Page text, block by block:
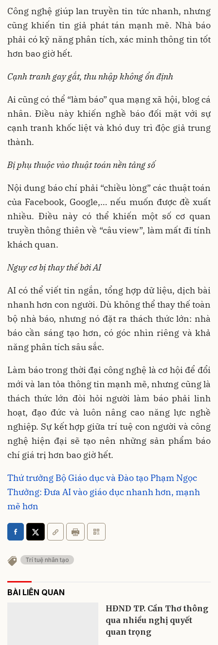
Công nghệ giúp lan truyền tin tức nhanh, nhưng
cũng khiến tin giả phát tán mạnh mẽ. Nhà báo
phải có kỹ năng phân tích, xác minh thông tin tốt
hơn bao giờ hết.
Cạnh tranh gay gắt, thu nhập không ổn định
Ai cũng có thể “làm báo” qua mạng xã hội, blog cá
nhân. Điều này khiến nghề báo đối mặt với sự
cạnh tranh khốc liệt và khó duy trì độc giả trung
thành.
Bị phụ thuộc vào thuật toán nền tảng số
Nội dung báo chí phải “chiều lòng” các thuật toán
của Facebook, Google,… nếu muốn được đề xuất
nhiều. Điều này có thể khiến một số cơ quan
truyền thông thiên về “câu view”, làm mất đi tính
khách quan.
Nguy cơ bị thay thế bởi AI
AI có thể viết tin ngắn, tổng hợp dữ liệu, dịch bài
nhanh hơn con người. Dù không thể thay thế toàn
bộ nhà báo, nhưng nó đặt ra thách thức lớn: nhà
báo cần sáng tạo hơn, có góc nhìn riêng và khả
năng phân tích sâu sắc.
Làm báo trong thời đại công nghệ là cơ hội để đổi
mới và lan tỏa thông tin mạnh mẽ, nhưng cũng là
thách thức lớn đòi hỏi người làm báo phải linh
hoạt, đạo đức và luôn nâng cao năng lực nghề
nghiệp. Sự kết hợp giữa trí tuệ con người và công
nghệ hiện đại sẽ tạo nên những sản phẩm báo
chí giá trị hơn bao giờ hết.
Thứ trưởng Bộ Giáo dục và Đào tạo Phạm Ngọc
Thưởng: Đưa AI vào giáo dục nhanh hơn, mạnh
mẽ hơn
Trí tuệ nhân tạo
BÀI LIÊN QUAN
HĐND TP. Cần Thơ thông
qua nhiều nghị quyết
quan trọng